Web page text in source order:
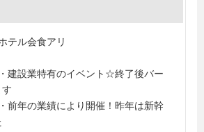
テル会食アリ
建設業特有のイベント☆終了後バー
前年の業績により開催！昨年は新幹